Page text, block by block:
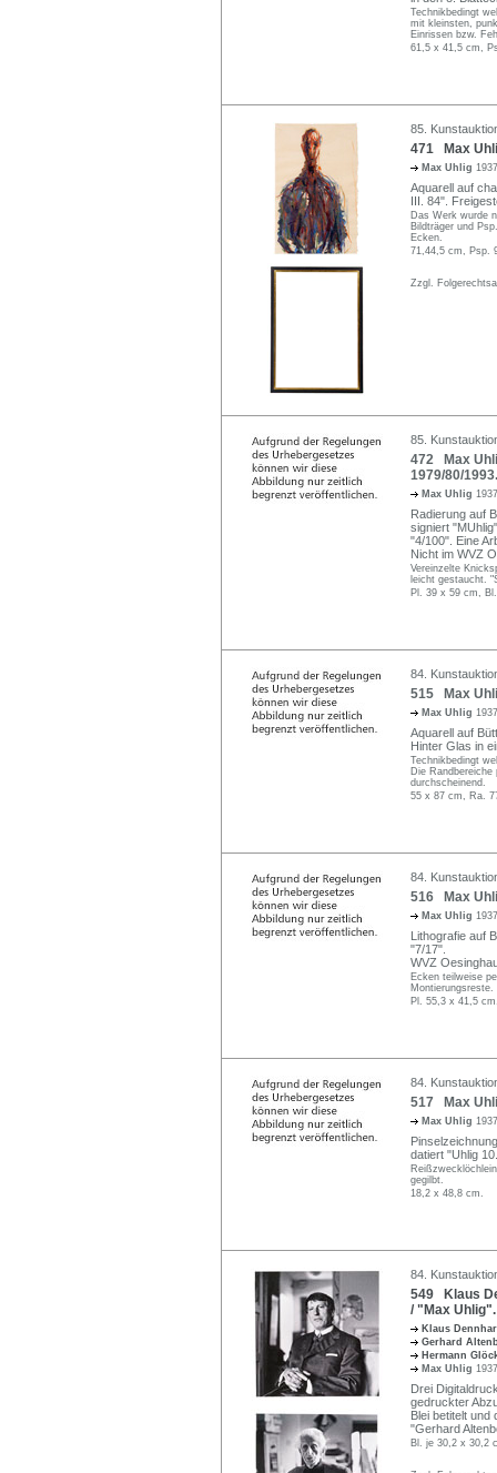
Technikbedingt
mit kleinsten,
Einrissen bzw.
61,5 x 41,5 cm,
85.
471 Max
Max Uhlig
Aquarell auf
III. 84".
Das Werk wurde
Bildträger und
Ecken.
71,44,5 cm, Psp.
Zzgl.
85.
472 Max
1979/80/1993.
Max Uhlig
Radierung auf
signiert
"4/100". Eine
Nicht im WVZ
Vereinzelte
leicht gestaucht.
Pl. 39 x 59 cm,
84.
515 Max
Max Uhlig
Aquarell auf
Hinter Glas in
Technikbedingt
Die
durchscheinend.
55 x 87 cm, Ra.
84.
516 Max
Max Uhlig
Lithografie auf
"7/17".
WVZ
Ecken teilweise
Montierungsreste.
Pl. 55,3 x 41,5
84.
517 Max
Max Uhlig
datiert "Uhlig
gegilbt.
18,2 x 48,8 cm.
84.
549 Klaus
/ "Max
Klaus
Gerhard
Hermann
Max Uhlig
Drei
gedruckter
Blei betitelt
"Gerhard
Bl. je 30,2 x 30,2